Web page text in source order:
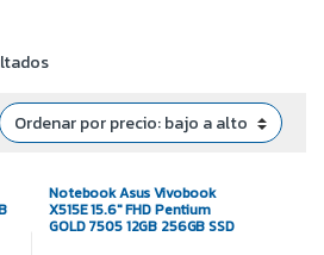
Notebook Asus Vivobook
X515E 15.6″ FHD Pentium
GOLD 7505 12GB 256GB SSD